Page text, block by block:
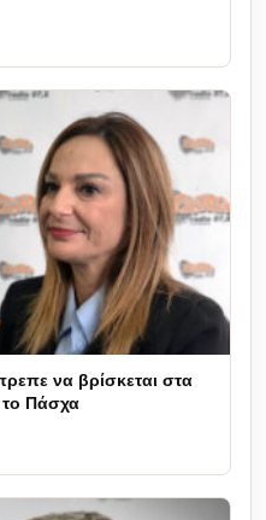
να βρίσκεται στα
Πάσχα